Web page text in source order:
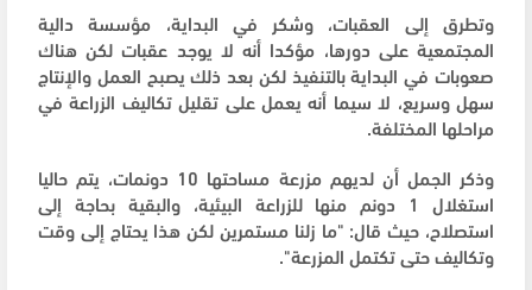
وتطرق إلى العقبات، وشكر في البداية، مؤسسة دالية
المجتمعية على دورها، مؤكدا أنه لا يوجد عقبات لكن هناك
صعوبات في البداية بالتنفيذ لكن بعد ذلك يصبح العمل والإنتاج
سهل وسريع، لا سيما أنه يعمل على تقليل تكاليف الزراعة في
مراحلها المختلفة.
وذكر الجمل أن لديهم مزرعة مساحتها 10 دونمات، يتم حاليا
استغلال 1 دونم منها للزراعة البيئية، والبقية بحاجة إلى
استصلاح، حيث قال: "ما زلنا مستمرين لكن هذا يحتاج إلى وقت
وتكاليف حتى تكتمل المزرعة".